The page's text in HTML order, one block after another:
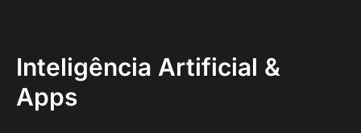
Inteligência Artificial &
Apps